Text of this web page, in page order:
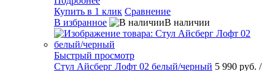
Купить в 1 клик Сравнение
В избранное
В наличии
Быстрый просмотр
Стул Айсберг Лофт 02 белый/черный 5 990 руб. /